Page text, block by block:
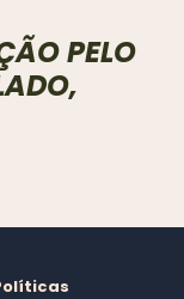
PELO